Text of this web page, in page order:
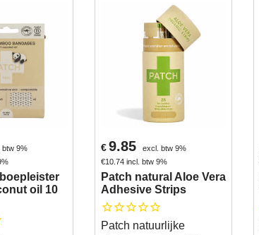
btw 9%
oil 10
€9.85
excl. btw 9%
€10.74 incl. btw 9%
Patch natural Aloe Vera
Adhesive Strips
Patch natuurlijke